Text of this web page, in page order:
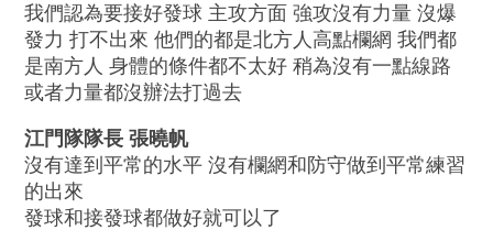
我們認為要接好發球 主攻方面 強攻沒有力量 沒爆
發力 打不出來 他們的都是北方人高點欄網 我們都
是南方人 身體的條件都不太好 稍為沒有一點線路
或者力量都沒辦法打過去
江門隊隊長 張曉帆
沒有達到平常的水平 沒有欄網和防守做到平常練習
的出來
發球和接發球都做好就可以了